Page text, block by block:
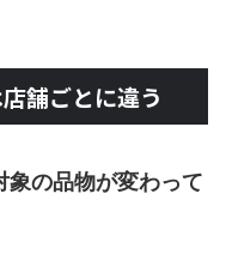
舗ごとに違う
象の品物が変わって